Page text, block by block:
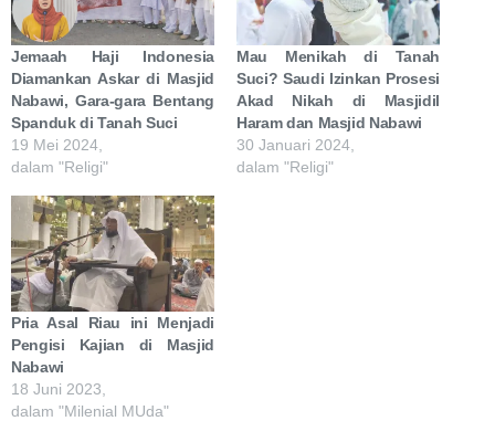
Jemaah Haji Indonesia
Diamankan Askar di Masjid
Nabawi, Gara-gara Bentang
Spanduk di Tanah Suci
19 Mei 2024,
dalam "Religi"
Mau Menikah di Tanah
Suci? Saudi Izinkan Prosesi
Akad Nikah di Masjidil
Haram dan Masjid Nabawi
30 Januari 2024,
dalam "Religi"
Pria Asal Riau ini Menjadi
Pengisi Kajian di Masjid
Nabawi
18 Juni 2023,
dalam "Milenial MUda"